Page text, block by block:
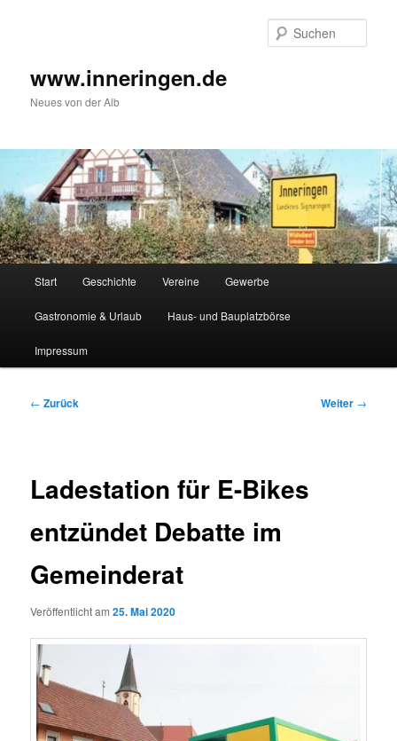
www.inneringen.de
Neues von der Alb
Start Geschichte Vereine Gewerbe
Gastronomie & Urlaub Haus- und Bauplatzbörse
Impressum
Beitragsnavigation
← Zurück Weiter →
Ladestation für E-Bikes
entzündet Debatte im
Gemeinderat
Veröffentlicht am25. Mai 2020